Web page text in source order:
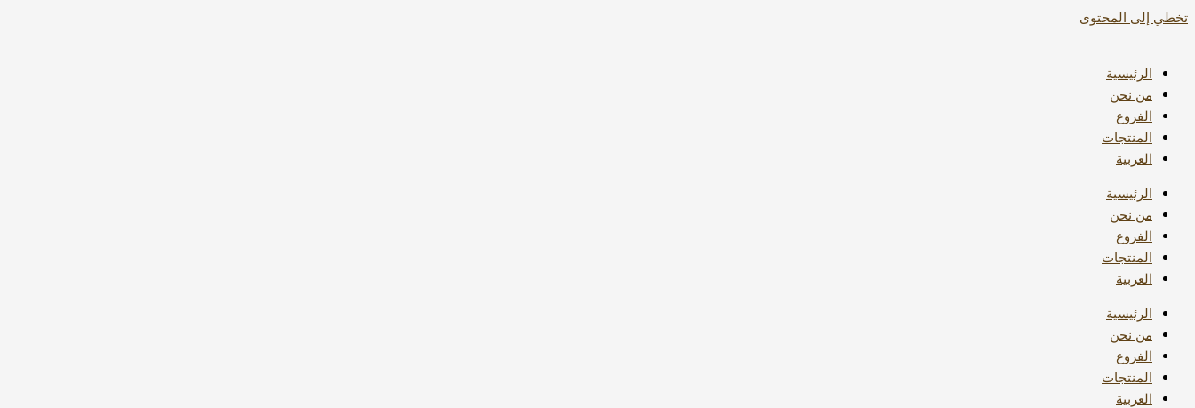
تخطي إلى المحتوى
الرئيسية
من نحن
الفروع
المنتجات
العربية
الرئيسية
من نحن
الفروع
المنتجات
العربية
الرئيسية
من نحن
الفروع
المنتجات
العربية